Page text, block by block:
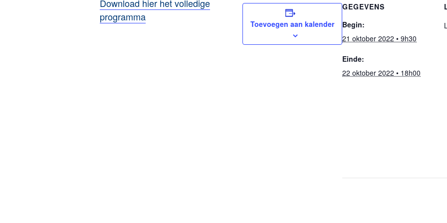
Download hier het volledige
programma
Toevoegen aan kalender
GEGEVENS
Begin:
21 oktober 2022 • 9h30
Einde:
22 oktober 2022 • 18h00